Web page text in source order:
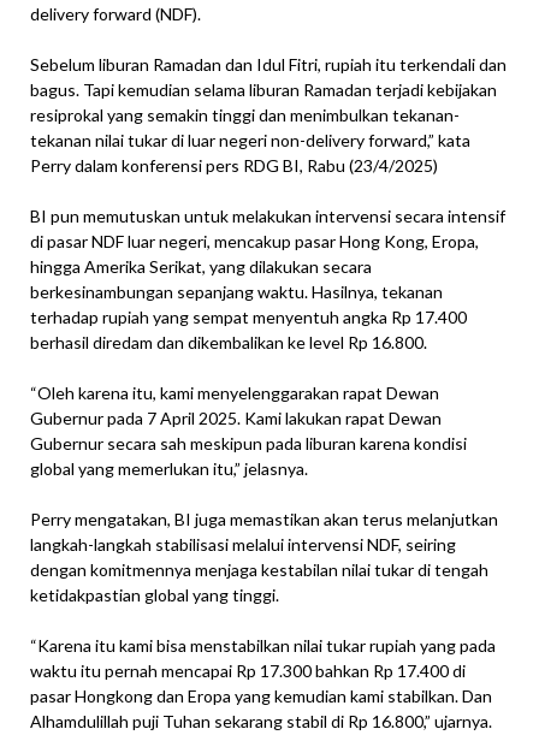
delivery forward (NDF).
Sebelum liburan Ramadan dan Idul Fitri, rupiah itu terkendali dan
bagus. Tapi kemudian selama liburan Ramadan terjadi kebijakan
resiprokal yang semakin tinggi dan menimbulkan tekanan-
tekanan nilai tukar di luar negeri non-delivery forward,” kata
Perry dalam konferensi pers RDG BI, Rabu (23/4/2025)
BI pun memutuskan untuk melakukan intervensi secara intensif
di pasar NDF luar negeri, mencakup pasar Hong Kong, Eropa,
hingga Amerika Serikat, yang dilakukan secara
berkesinambungan sepanjang waktu. Hasilnya, tekanan
terhadap rupiah yang sempat menyentuh angka Rp 17.400
berhasil diredam dan dikembalikan ke level Rp 16.800.
“Oleh karena itu, kami menyelenggarakan rapat Dewan
Gubernur pada 7 April 2025. Kami lakukan rapat Dewan
Gubernur secara sah meskipun pada liburan karena kondisi
global yang memerlukan itu,” jelasnya.
Perry mengatakan, BI juga memastikan akan terus melanjutkan
langkah-langkah stabilisasi melalui intervensi NDF, seiring
dengan komitmennya menjaga kestabilan nilai tukar di tengah
ketidakpastian global yang tinggi.
“Karena itu kami bisa menstabilkan nilai tukar rupiah yang pada
waktu itu pernah mencapai Rp 17.300 bahkan Rp 17.400 di
pasar Hongkong dan Eropa yang kemudian kami stabilkan. Dan
Alhamdulillah puji Tuhan sekarang stabil di Rp 16.800,” ujarnya.